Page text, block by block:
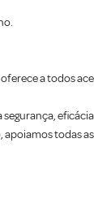
a todos
segurança,
todas